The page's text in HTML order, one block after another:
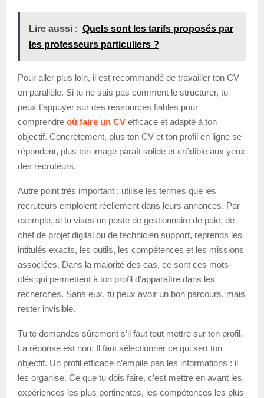
Lire aussi : Quels sont les tarifs proposés par
les professeurs particuliers ?
Pour aller plus loin, il est recommandé de travailler ton CV
en parallèle. Si tu ne sais pas comment le structurer, tu
peux t’appuyer sur des ressources fiables pour
comprendre où faire un CV efficace et adapté à ton
objectif. Concrètement, plus ton CV et ton profil en ligne se
répondent, plus ton image paraît solide et crédible aux yeux
des recruteurs.
Autre point très important : utilise les termes que les
recruteurs emploient réellement dans leurs annonces. Par
exemple, si tu vises un poste de gestionnaire de paie, de
chef de projet digital ou de technicien support, reprends les
intitulés exacts, les outils, les compétences et les missions
associées. Dans la majorité des cas, ce sont ces mots-
clés qui permettent à ton profil d’apparaître dans les
recherches. Sans eux, tu peux avoir un bon parcours, mais
rester invisible.
Tu te demandes sûrement s’il faut tout mettre sur ton profil.
La réponse est non. Il faut sélectionner ce qui sert ton
objectif. Un profil efficace n’empile pas les informations : il
les organise. Ce que tu dois faire, c’est mettre en avant les
expériences les plus pertinentes, les compétences les plus